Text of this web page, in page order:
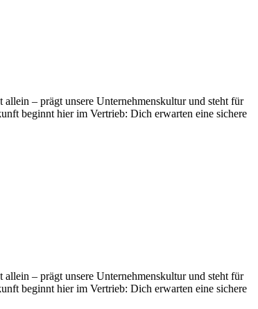
– prägt unsere Unternehmenskultur und steht für
beginnt hier im Vertrieb: Dich erwarten eine sichere
– prägt unsere Unternehmenskultur und steht für
beginnt hier im Vertrieb: Dich erwarten eine sichere